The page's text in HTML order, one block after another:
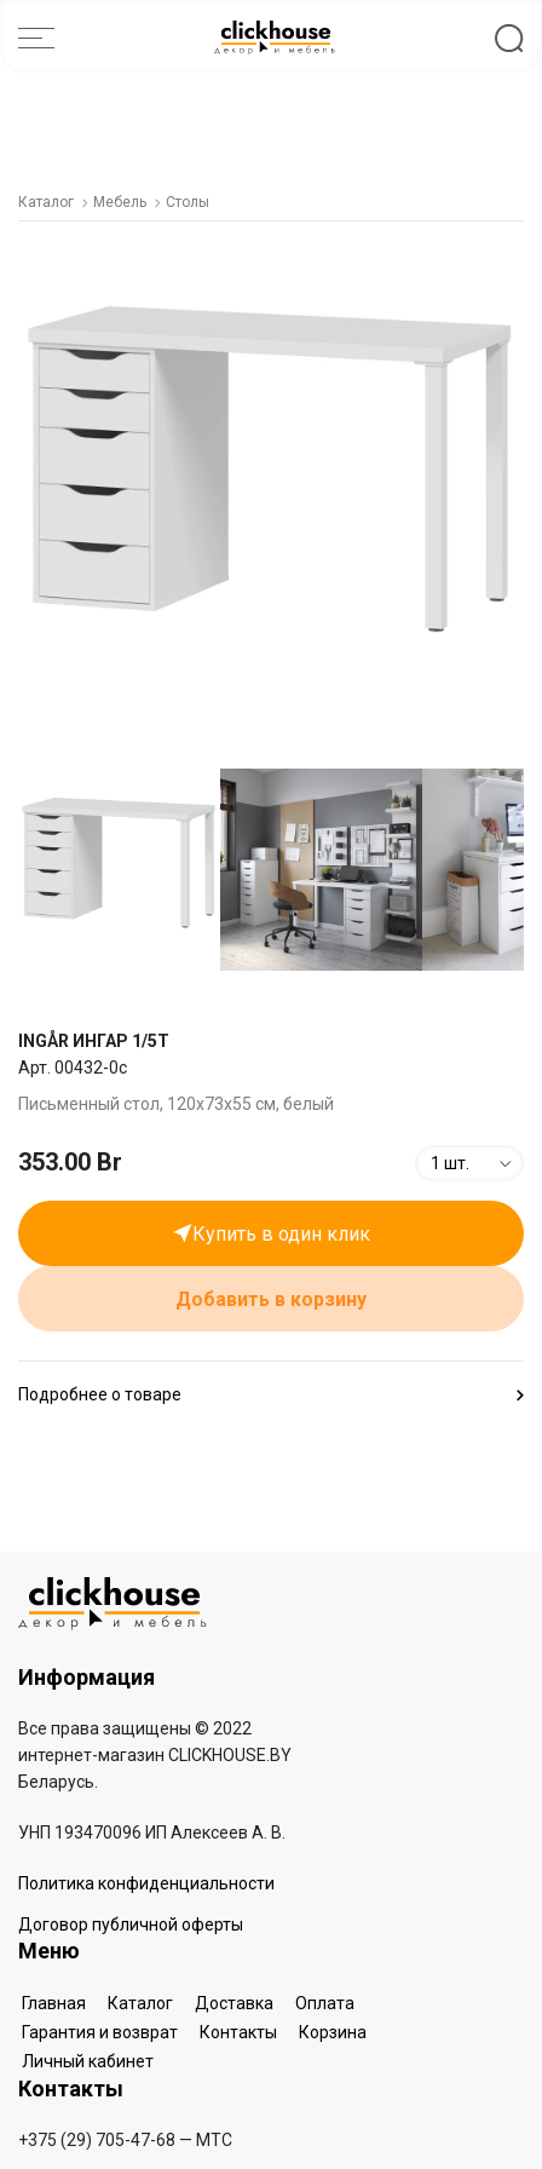
Каталог Мебель Столы
INGÅR ИНГАР 1/5Т
Арт. 00432-0c
Письменный стол, 120x73x55 см, белый
353.00 Br 1 шт.
Купить в один клик
Добавить в корзину
Подробнее о товаре
Информация
Все права защищены © 2022
интернет-магазин CLICKHOUSE.BY
Беларусь.
УНП 193470096 ИП Алексеев А. В.
Политика конфиденциальности
Договор публичной оферты
Меню
Главная Каталог Доставка
Оплата
Гарантия и возврат
Контакты
Корзина
Личный кабинет
Контакты
+375 (29) 705-47-68 — МТС